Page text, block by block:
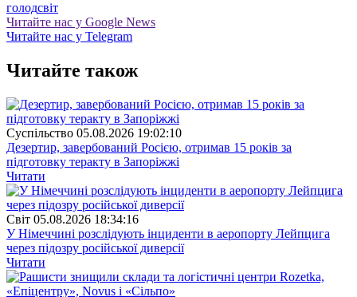
голодсвіт
Читайте нас у Google News
Читайте нас у Telegram
Читайте також
Суспiльство 05.08.2026 19:02:10
Дезертир, завербований Росією, отримав 15 років за
підготовку теракту в Запоріжжі
Читати
Свiт 05.08.2026 18:34:16
У Німеччині розслідують інциденти в аеропорту Лейпцига
через підозру російської диверсії
Читати